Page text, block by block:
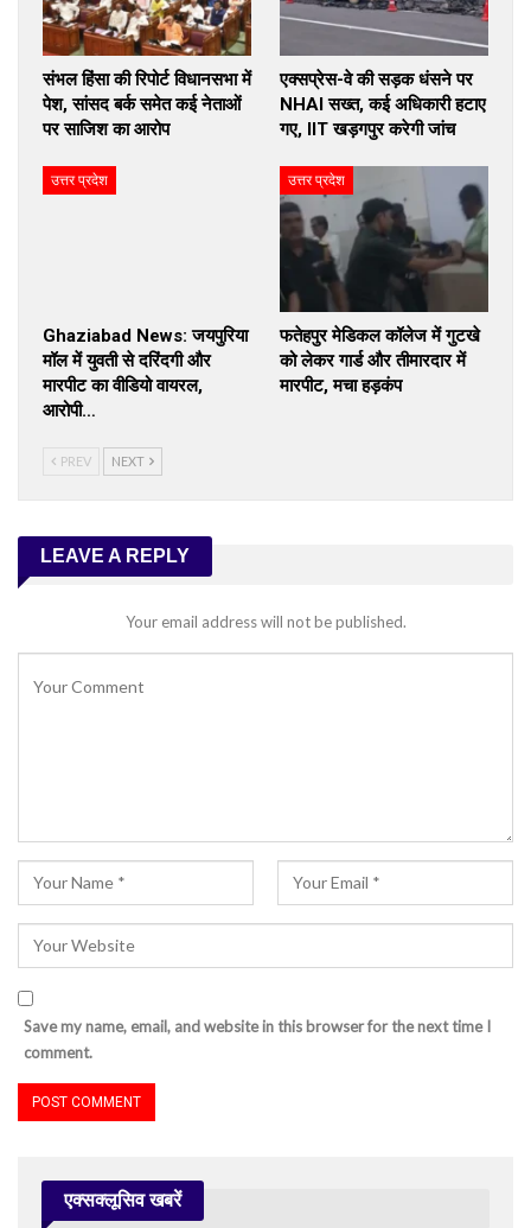
संभल हिंसा की रिपोर्ट विधानसभा में
पेश, सांसद बर्क समेत कई नेताओं
पर साजिश का आरोप
एक्सप्रेस-वे की सड़क धंसने पर
NHAI सख्त, कई अधिकारी हटाए
गए, IIT खड़गपुर करेगी जांच
उत्तर प्रदेश
Ghaziabad News: जयपुरिया
मॉल में युवती से दरिंदगी और
मारपीट का वीडियो वायरल,
आरोपी…
उत्तर प्रदेश
फतेहपुर मेडिकल कॉलेज में गुटखे
को लेकर गार्ड और तीमारदार में
मारपीट, मचा हड़कंप
PREV NEXT
LEAVE A REPLY
Your email address will not be published.
Save my name, email, and website in this browser for the next time I
comment.
एक्सक्लूसिव खबरें